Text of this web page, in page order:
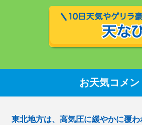
お天気コメン
東北地方は、高気圧に緩やかに覆